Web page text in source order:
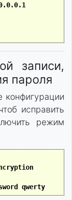
записи,
пароля
исправить
режим
qwerty